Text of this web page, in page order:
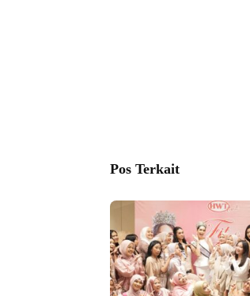
Pos Terkait